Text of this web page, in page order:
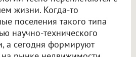
жизни. Когда-то
поселения такого типа
научно-технического
а сегодня формируют